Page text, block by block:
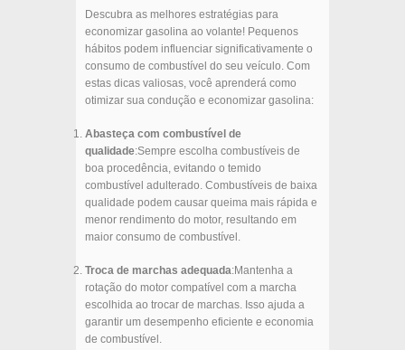
Descubra as melhores estratégias para
economizar gasolina ao volante! Pequenos
hábitos podem influenciar significativamente o
consumo de combustível do seu veículo. Com
estas dicas valiosas, você aprenderá como
otimizar sua condução e economizar gasolina:
Abasteça com combustível de
qualidade:Sempre escolha combustíveis de
boa procedência, evitando o temido
combustível adulterado. Combustíveis de baixa
qualidade podem causar queima mais rápida e
menor rendimento do motor, resultando em
maior consumo de combustível.
Troca de marchas adequada:Mantenha a
rotação do motor compatível com a marcha
escolhida ao trocar de marchas. Isso ajuda a
garantir um desempenho eficiente e economia
de combustível.